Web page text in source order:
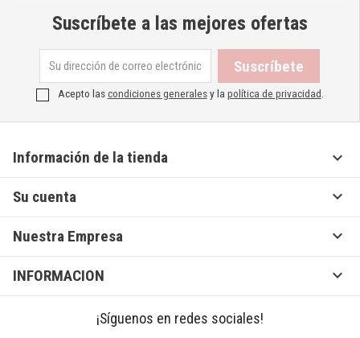
Suscríbete a las mejores ofertas
Acepto lascondiciones generalesy la política de privacidad
Información de la tienda 
Su cuenta 
Nuestra Empresa 
INFORMACION 
¡Síguenos en redes sociales!